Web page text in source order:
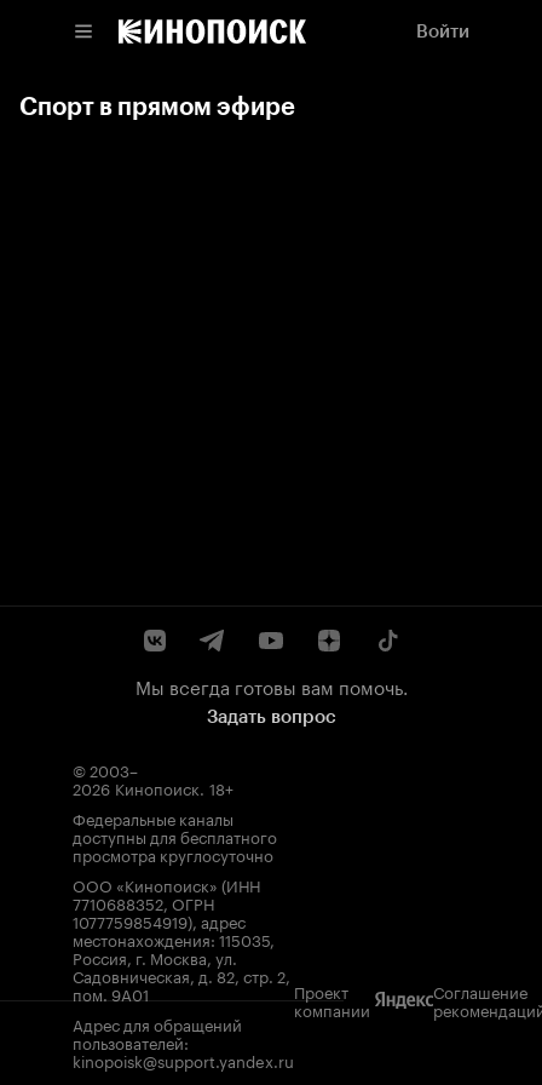
Войти
Спорт в прямом эфире
Мы всегда готовы вам помочь.
Задать вопрос
© 2003–
2026 Кинопоиск. 18+
Федеральные каналы
доступны для бесплатного
просмотра круглосуточно
ООО «Кинопоиск» (ИНН
7710688352, ОГРН
1077759854919), адрес
местонахождения: 115035,
Россия, г. Москва, ул.
Садовническая, д. 82, стр. 2,
пом. 9А01
Адрес для обращений
пользователей:
kinopoisk@support.yandex.ru
Проект
компании
Соглашение